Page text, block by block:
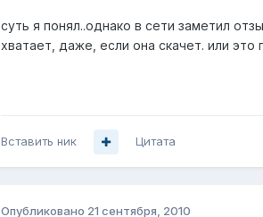
суть я понял..однако в сети заметил
хватает, даже, если она скачет. или
Вставить ник Цитата
Опубликовано 21 сентября, 2010